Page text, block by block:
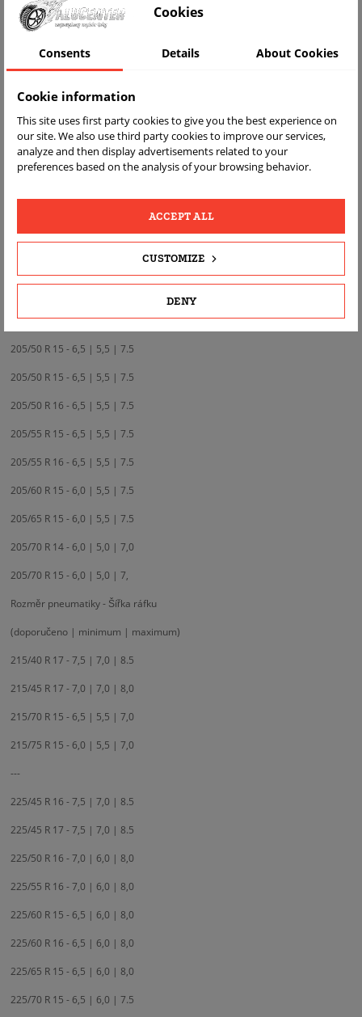
---
195/55 R 15 - 6,0 | 5,5 | 7,0
195/60 R 14 - 6,0 | 5,5 | 7,0
195/60 R 15 - 6,0 | 5,5 | 7,0
195/65 R 14 - 6,0 | 5,5 | 7,0
195/70 R 15 - 6,0 | 5,0 | 6.5
205/45 R 16 - 7,0 | 6,5 | 7.5
205/50 R 15 - 6,5 | 5,5 | 7.5
205/50 R 15 - 6,5 | 5,5 | 7.5
205/50 R 16 - 6,5 | 5,5 | 7.5
205/55 R 15 - 6,5 | 5,5 | 7.5
205/55 R 16 - 6,5 | 5,5 | 7.5
205/60 R 15 - 6,0 | 5,5 | 7.5
205/65 R 15 - 6,0 | 5,5 | 7.5
205/70 R 14 - 6,0 | 5,0 | 7,0
205/70 R 15 - 6,0 | 5,0 | 7,
Rozměr pneumatiky - Šířka ráfku
(doporučeno | minimum | maximum)
215/40 R 17 - 7,5 | 7,0 | 8.5
215/45 R 17 - 7,0 | 7,0 | 8,0
215/70 R 15 - 6,5 | 5,5 | 7,0
215/75 R 15 - 6,0 | 5,5 | 7,0
---
225/45 R 16 - 7,5 | 7,0 | 8.5
225/45 R 17 - 7,5 | 7,0 | 8.5
225/50 R 16 - 7,0 | 6,0 | 8,0
225/55 R 16 - 7,0 | 6,0 | 8,0
225/60 R 15 - 6,5 | 6,0 | 8,0
225/60 R 16 - 6,5 | 6,0 | 8,0
225/65 R 15 - 6,5 | 6,0 | 8,0
225/70 R 15 - 6,5 | 6,0 | 7.5
Cookies
Consents Details About Cookies
Cookie information
This site uses first party cookies to give you the best experience on
our site. We also use third party cookies to improve our services,
analyze and then display advertisements related to your
preferences based on the analysis of your browsing behavior.
DENY
CUSTOMIZE
ACCEPT ALL